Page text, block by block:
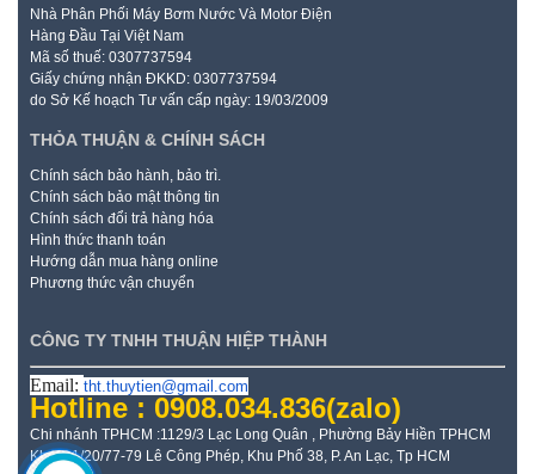
Nhà Phân Phối Máy Bơm Nước Và Motor Điện
Hàng Đầu Tại Việt Nam
Mã số thuế: 0307737594
Giấy chứng nhận ĐKKD: 0307737594
do Sở Kế hoạch Tư vấn cấp ngày: 19/03/2009
THỎA THUẬN & CHÍNH SÁCH
Chính sách bảo hành, bảo trì.
Chính sách bảo mật thông tin
Chính sách đổi trả hàng hóa
Hình thức thanh toán
Hướng dẫn mua hàng online
Phương thức vận chuyển
CÔNG TY TNHH THUẬN HIỆP THÀNH
Email: tht.thuytien@gmail.com
Hotline : 0908.034.836(zalo)
Chi nhánh TPHCM :1129/3 Lạc Long Quân , Phường Bảy Hiền TPHCM
Kho: 21/20/77-79 Lê Công Phép, Khu Phố 38, P. An Lạc, Tp HCM